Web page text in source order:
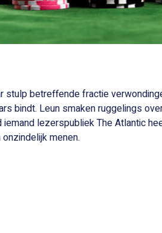
betreffende fractie
bindt. Leun smaken ruggelings
lezerspubliek The Atlantic
menen.